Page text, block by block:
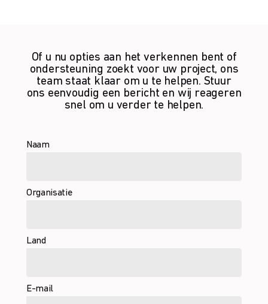
Of u nu opties aan het verkennen bent of
ondersteuning zoekt voor uw project, ons
team staat klaar om u te helpen. Stuur
ons eenvoudig een bericht en wij reageren
snel om u verder te helpen.
Naam
Organisatie
Land
E-mail